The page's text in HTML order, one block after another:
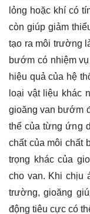
lỏng hoặc khí có
còn giúp giảm
tạo ra môi trường
bướm có nhiệm
hiệu quả của hệ
loại vật liệu khác
gioăng van bướm
thể của từng ứng
chất của môi chất
trọng khác của
cho van. Khi chịu
trường, gioăng
động tiêu cực có